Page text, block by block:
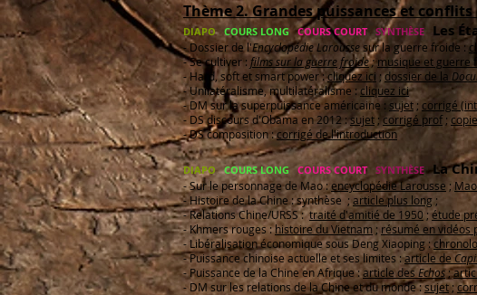
Thème 2. Grandes puissances et
DIAPO COURS LONG COURS COURT SYNTHÈSE Les
- Dossier de l'Encyclopédie Laroussesur la guerre froide :
- Se cultiver : films sur la guerre froide;musique et guerre
- Hard, soft et smart power :cliquez ici ;dossier de la
- Unilatéralisme, multilatéralisme : cliquez ici
- DM sur la superpuissance américaine : sujet;corrigé
- DS discours d'Obama en 2012 :sujet ; corrigé prof;
- DS composition :corrigé de l'introduction
DIAPO COURS LONG COURS COURT SYNTHÈSE La
- Sur le personnage de Mao : encyclopédie Larousse ;
- Histoire de la Chine : synthèse ;article plus long ;
- Relations Chine/URSS :traité d'amitié de 1950 ;étude
- Khmers rouges :histoire du Vietnam ; résumé en vidéos
- Libéralisation économique sous Deng Xiaoping :
- Puissance chinoise actuelle et ses limites :article de
- Puissance de la Chine en Afrique :article des Echos;
- DM sur les relations de la Chine et du monde :sujet;